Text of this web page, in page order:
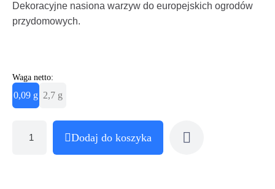
Dekoracyjne nasiona warzyw do europejskich ogrodów
przydomowych.
Waga netto:
0,09 g 2,7 g
Dodaj do koszyka